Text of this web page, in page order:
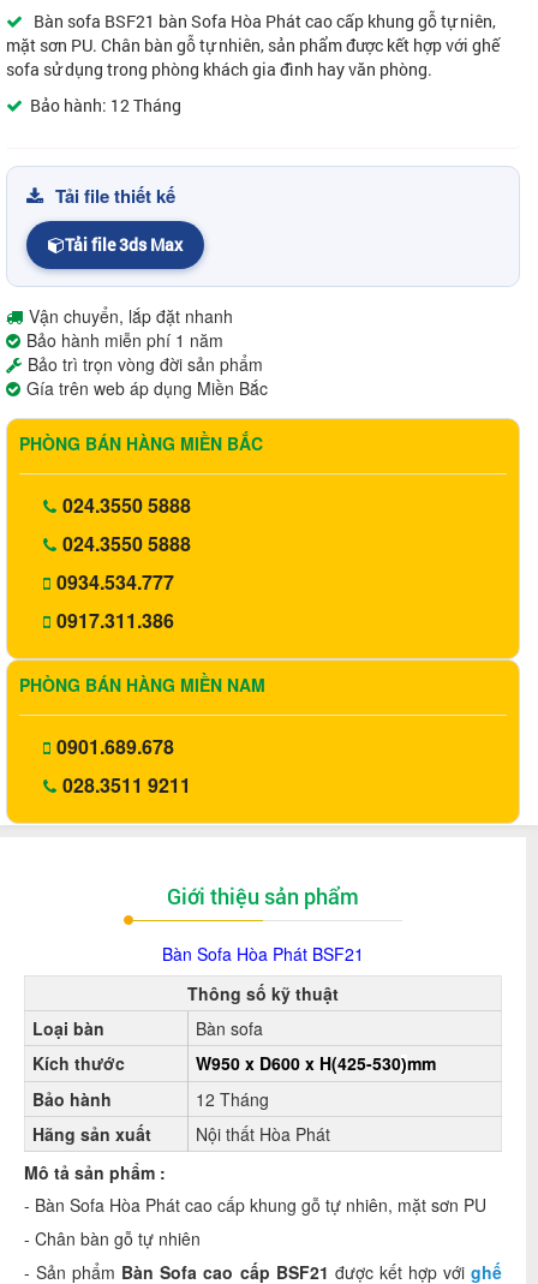
Bàn sofa BSF21 bàn Sofa Hòa Phátcao cấp khung gỗ tự niên,
mặt sơn PU. Chân bàn gỗ tự nhiên, sản phẩm được kết hợp với ghế
sofa sử dụng trong phòng khách gia đình hay văn phòng.
Bảo hành: 12 Tháng
Tải file thiết kế
Tải file 3ds Max
Vận chuyển, lắp đặt nhanh
Bảo hành miễn phí 1 năm
Bảo trì trọn vòng đời sản phẩm
Gía trên web áp dụng Miền Bắc
PHÒNG BÁN HÀNG MIỀN BẮC
024.3550 5888
024.3550 5888
0934.534.777
0917.311.386
PHÒNG BÁN HÀNG MIỀN NAM
0901.689.678
028.3511 9211
Giới thiệu sản phẩm
Bàn Sofa Hòa Phát BSF21
Thông số kỹ thuật
Loại bàn
Bàn sofa
Kích thước
W950 x D600 x H(425-530)mm
Bảo hành
12 Tháng
Hãng sản xuất
Nội thất Hòa Phát
Mô tả sản phẩm :
- Bàn Sofa Hòa Phát cao cấp khung gỗ tự nhiên, mặt sơn PU
- Chân bàn gỗ tự nhiên
- Sản phẩm Bàn Sofa cao cấp BSF21 được kết hợp vớighế